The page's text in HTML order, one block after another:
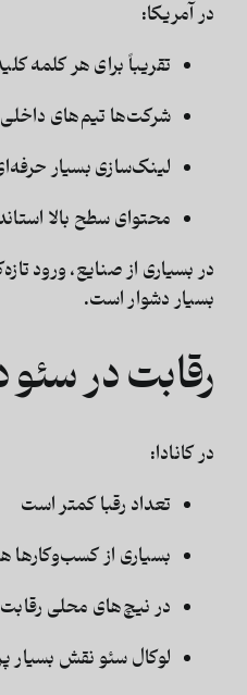
در آمریکا:
تقریباً برای هر کلمه
شرکت‌ها تیم‌های داخلی
لینک‌سازی بسیار
محتوای سطح بالا
در بسیاری از صنایع، ورود
بسیار دشوار است.
رقابت در سئو
در کانادا:
تعداد رقبا کمتر است
بسیاری از کسب‌وکارها
در نیچ‌های محلی
لوکال سئو نقش بسیار